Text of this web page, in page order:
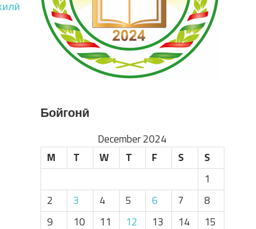
Бойгонӣ
December 2024
M
T W T F S
S
1
2
3 4 5 6 7
8
9
10 11 12 13 14
15